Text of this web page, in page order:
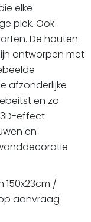
elke
plek. Ook
. De houten
ontworpen met
afzonderlijke
en zo
effect
en
150x23cm /
aanvraag